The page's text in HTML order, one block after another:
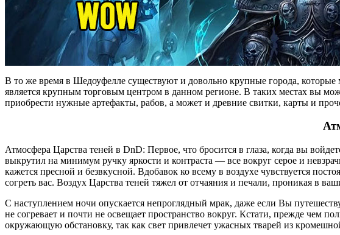
В то же время в Шедоуфелле существуют и довольно крупные города,
является крупным торговым центром в данном регионе. В таких местах вы
приобрести нужные артефакты, рабов, а может и древние свитки, карты и
Атмосфера Царства теней в DnD: Первое, что бросится в глаза, когда вы
выкрутил на минимум ручку яркости и контраста — все вокруг серое и
кажется пресной и безвкусной. Вдобавок ко всему в воздухе чувствуется
согреть вас. Воздух Царства теней тяжел от отчаяния и печали, проникая в
С наступлением ночи опускается непроглядный мрак, даже если Вы
не согревает и почти не освещает пространство вокруг. Кстати, прежде чем
окружающую обстановку, так как свет привлечет ужасных тварей из